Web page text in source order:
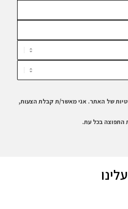
של האתר. אני מאשר/ת קבלת הצעות,
התפוצה בכל עת.